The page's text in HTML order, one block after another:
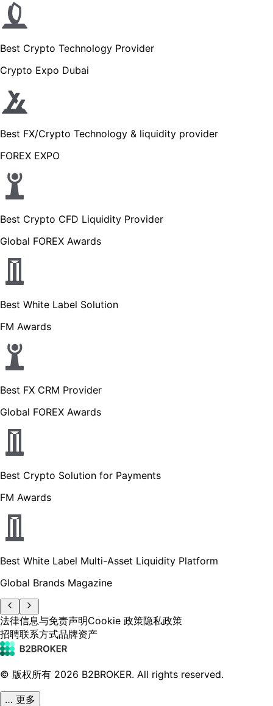
Best Crypto Technology Provider
Crypto Expo Dubai
Best FX/Crypto Technology & liquidity provider
FOREX EXPO
Best Crypto CFD Liquidity Provider
Global FOREX Awards
Best White Label Solution
FM Awards
Best FX CRM Provider
Global FOREX Awards
Best Crypto Solution for Payments
FM Awards
Best White Label Multi-Asset Liquidity Platform
Global Brands Magazine
法律信息与免责声明Cookie 政策隐私政策
招聘联系方式品牌资产
© 版权所有 2026 B2BROKER. All rights reserved.
… 更多